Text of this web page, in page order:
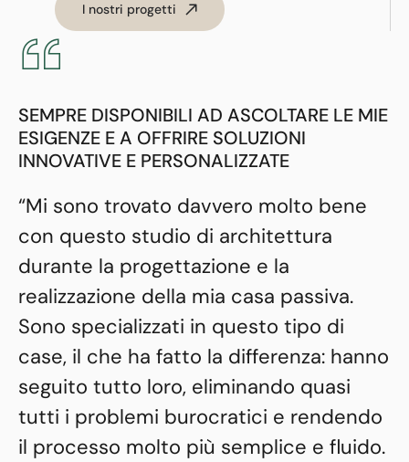
I nostri progetti
SEMPRE DISPONIBILI AD ASCOLTARE LE MIE
ESIGENZE E A OFFRIRE SOLUZIONI
INNOVATIVE E PERSONALIZZATE
“Mi sono trovato davvero molto bene
con questo studio di architettura
durante la progettazione e la
realizzazione della mia casa passiva.
Sono specializzati in questo tipo di
case, il che ha fatto la differenza: hanno
seguito tutto loro, eliminando quasi
tutti i problemi burocratici e rendendo
il processo molto più semplice e fluido.